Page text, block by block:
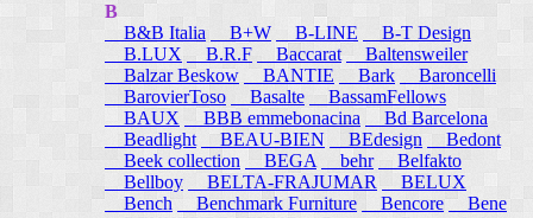
B
B&B Italia
B+W B-LINE
B-T Design
B.LUX
B.R.F Baccarat
Baltensweiler
Balzar Beskow
BANTIE Bark
Baroncelli
BarovierToso
Basalte
BassamFellows
BAUX
BBB emmebonacina
Bd Barcelona
Beadlight
BEAU-BIEN BEdesign
Bedont
Beek collection
BEGA behr
Belfakto
Bellboy
BELTA-FRAJUMAR
BELUX
Bench
Benchmark Furniture Bencore
Bene